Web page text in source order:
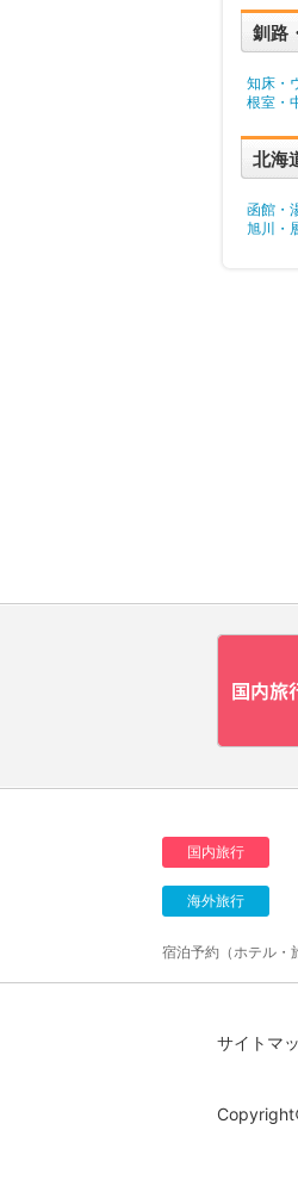
釧路
知床・
根室・
北海
函館・
旭川・
国内旅行
海外旅行
宿泊予約（ホテル・
サイトマ